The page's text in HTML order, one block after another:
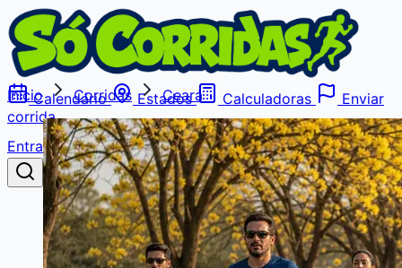
Calendário Estados Calculadoras
Enviar
corrida
Entrar
Buscar
Início Corridas Ceará